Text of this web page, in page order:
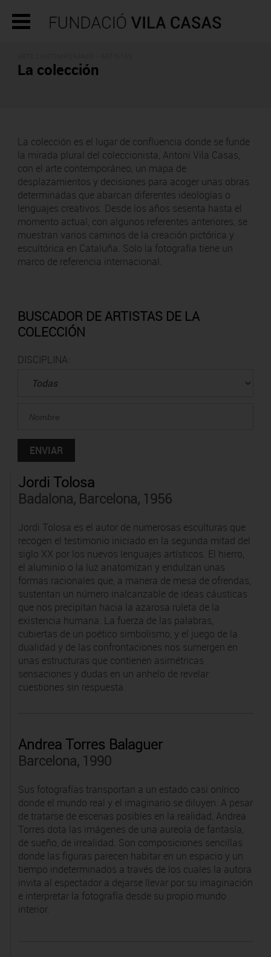
La colección
La colección es el lugar de confluencia donde se funde
la mirada plural del coleccionista, Antoni Vila Casas,
con el arte contemporáneo, un mapa de
desplazamientos y decisiones para acoger unas obras
determinadas que abarcan diferentes ideologías o
lenguajes creativos. Desde los años sesenta hasta el
momento actual, con algunos referentes anteriores, se
muestran varios caminos de la creación pictórica y
escultórica en Cataluña. Solo la fotografía tiene un
marco de referencia internacional.
BUSCADOR DE ARTISTAS DE LA
COLECCIÓN
DISCIPLINA:
Jordi Tolosa
Badalona, Barcelona, 1956
Jordi Tolosa es el autor de numerosas esculturas que
recogen el testimonio iniciado en la segunda mitad del
siglo XX por los nuevos lenguajes artísticos. El hierro,
el aluminio o la luz anatomizan y endulzan unas
formas racionales que, a manera de mesa de ofrendas,
sustentan un número inalcanzable de ideas cáusticas
que nos precipitan hacia la azarosa ruleta de la
existencia humana. La fuerza de las palabras,
cubiertas de un poético simbolismo, y el juego de la
dualidad y de las confrontaciones nos sumergen en
unas estructuras que contienen asimétricas
sensaciones y dudas en un anhelo de revelar
cuestiones sin respuesta.
Andrea Torres Balaguer
Barcelona, 1990
Sus fotografías transportan a un estado casi onírico
donde el mundo real y el imaginario se diluyen. A pesar
de tratarse de escenas posibles en la realidad, Andrea
Torres dota las imágenes de una aureola de fantasía,
de sueño, de irrealidad. Son composiciones sencillas
donde las figuras parecen habitar en un espacio y un
tiempo indeterminados a través de los cuales la autora
invita al espectador a dejarse llevar por su imaginación
e interpretar la fotografía desde su propio mundo
interior.